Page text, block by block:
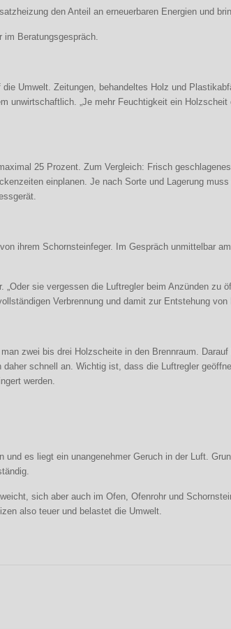
den Anteil an erneuerbaren Energien und
im Beratungsgespräch.
Umwelt. Zeitungen, behandeltes Holz und
unwirtschaftlich. „Je mehr Feuchtigkeit ein
25 Prozent. Zum Vergleich: Frisch
einplanen. Je nach Sorte und Lagerung
ihrem Schornsteinfeger. Im Gespräch unmittelbar
sie vergessen die Luftregler beim Anzünden zu
Verbrennung und damit zur Entstehung
zwei bis drei Holzscheite in den Brennraum.
schnell an. Wichtig ist, dass die Luftregler
werden.
es liegt ein unangenehmer Geruch in der Luft.
sich aber auch im Ofen, Ofenrohr und
also teuer und belastet die Umwelt.